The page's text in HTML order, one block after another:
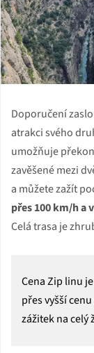
Doporučení
atrakci svého
umožňuje
zavěšené mezi
a můžete zažít
přes 100 km/h a
Celá trasa je
Cena Zip linu
přes vyšší
zážitek na celý